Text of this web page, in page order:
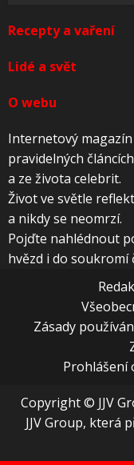
Recepty a vaření
Lidé a svět
O webu
Internetový
pravidelných
a ze života celebrit.
Život ve světle
a nikdy se neomrzí.
Pojďte nahlédnout
hvězd i do soukromí
Zásady
Prohlášení
Copyright © JJV
JJV Group, která